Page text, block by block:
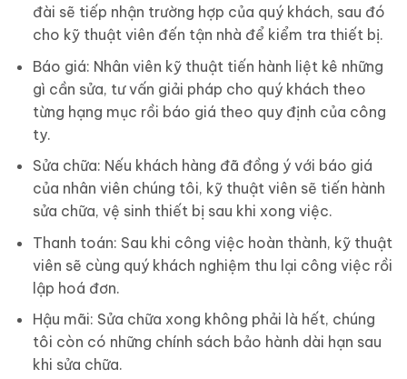
đài sẽ tiếp nhận trường hợp của quý khách, sau đó
cho kỹ thuật viên đến tận nhà để kiểm tra thiết bị.
Báo giá: Nhân viên kỹ thuật tiến hành liệt kê những
gì cần sửa, tư vấn giải pháp cho quý khách theo
từng hạng mục rồi báo giá theo quy định của công
ty.
Sửa chữa: Nếu khách hàng đã đồng ý với báo giá
của nhân viên chúng tôi, kỹ thuật viên sẽ tiến hành
sửa chữa, vệ sinh thiết bị sau khi xong việc.
Thanh toán: Sau khi công việc hoàn thành, kỹ thuật
viên sẽ cùng quý khách nghiệm thu lại công việc rồi
lập hoá đơn.
Hậu mãi: Sửa chữa xong không phải là hết, chúng
tôi còn có những chính sách bảo hành dài hạn sau
khi sửa chữa.